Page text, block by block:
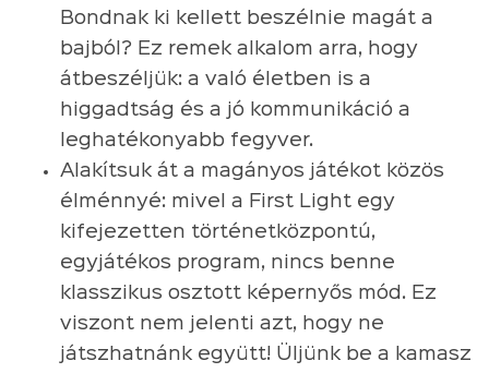
Bondnak ki kellett beszélnie magát a
bajból? Ez remek alkalom arra, hogy
átbeszéljük: a való életben is a
higgadtság és a jó kommunikáció a
leghatékonyabb fegyver.
Alakítsuk át a magányos játékot közös
élménnyé: mivel a First Light egy
kifejezetten történetközpontú,
egyjátékos program, nincs benne
klasszikus osztott képernyős mód. Ez
viszont nem jelenti azt, hogy ne
játszhatnánk együtt! Üljünk be a kamasz